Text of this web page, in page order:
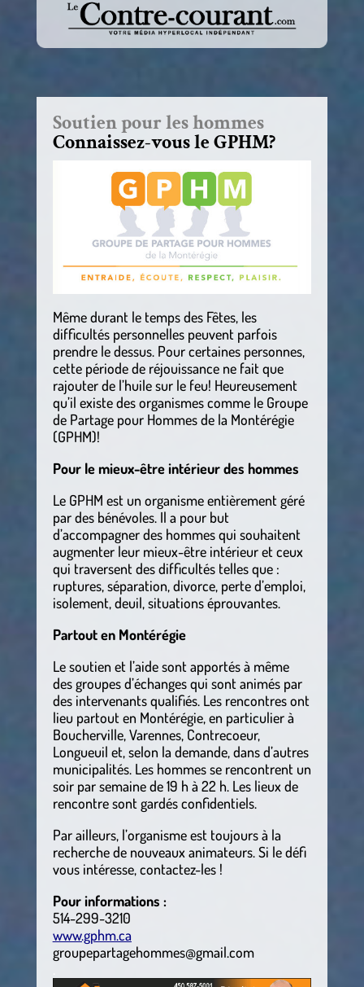
Soutien pour les hommes
Connaissez-vous le GPHM?
Même durant le temps des Fêtes, les
difficultés personnelles peuvent parfois
prendre le dessus. Pour certaines personnes,
cette période de réjouissance ne fait que
rajouter de l’huile sur le feu! Heureusement
qu’il existe des organismes comme le Groupe
de Partage pour Hommes de la Montérégie
(GPHM)!
Pour le mieux-être intérieur des hommes
Le GPHM est un organisme entièrement géré
par des bénévoles. Il a pour but
d’accompagner des hommes qui souhaitent
augmenter leur mieux-être intérieur et ceux
qui traversent des difficultés telles que :
ruptures, séparation, divorce, perte d’emploi,
isolement, deuil, situations éprouvantes.
Partout en Montérégie
Le soutien et l’aide sont apportés à même
des groupes d’échanges qui sont animés par
des intervenants qualifiés. Les rencontres ont
lieu partout en Montérégie, en particulier à
Boucherville, Varennes, Contrecoeur,
Longueuil et, selon la demande, dans d’autres
municipalités. Les hommes se rencontrent un
soir par semaine de 19 h à 22 h. Les lieux de
rencontre sont gardés confidentiels.
Par ailleurs, l’organisme est toujours à la
recherche de nouveaux animateurs. Si le défi
vous intéresse, contactez-les !
Pour informations :
514-299-3210
www.gphm.ca
groupepartagehommes@gmail.com